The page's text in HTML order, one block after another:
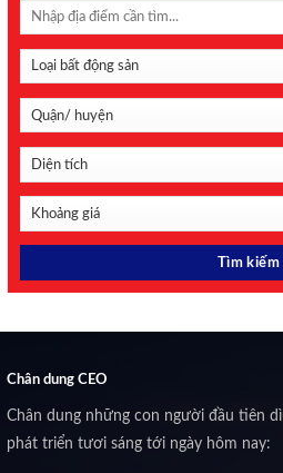
Chân dung CEO
Chân dung những con người đầu tiên
phát triển tươi sáng tới ngày hôm nay: